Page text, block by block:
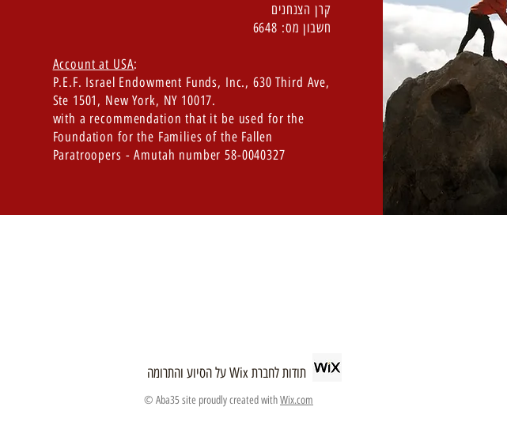
קרן הצנחנים
חשבון מס: 6648
Account at USA:
P.E.F. Israel Endowment Funds, Inc., 630 Third Ave,
Ste 1501, New York, NY 10017.
with a recommendation that it be used for the
Foundation for the Families of the Fallen
Paratroopers - Amutah number 58-0040327
תודות לחברת Wix על הסיוע והתרומה
© Aba35 site proudly created withWix.com